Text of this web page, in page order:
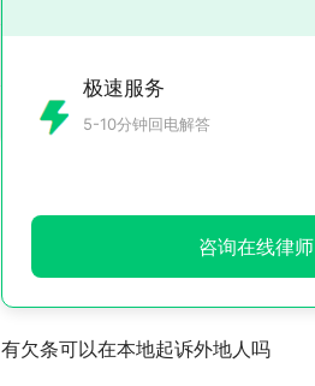
极速服务
5-10分钟回电解答
咨询在线律师
有欠条可以在本地起诉外地人吗